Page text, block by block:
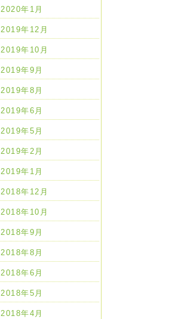
2020年1月
2019年12月
2019年10月
2019年9月
2019年8月
2019年6月
2019年5月
2019年2月
2019年1月
2018年12月
2018年10月
2018年9月
2018年8月
2018年6月
2018年5月
2018年4月